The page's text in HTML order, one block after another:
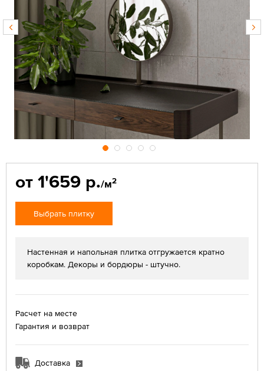
от 1'659 р./м2
Выбрать плитку
Настенная и напольная плитка отгружается кратно
коробкам. Декоры и бордюры - штучно.
Расчет на месте
Гарантия и возврат
Доставка